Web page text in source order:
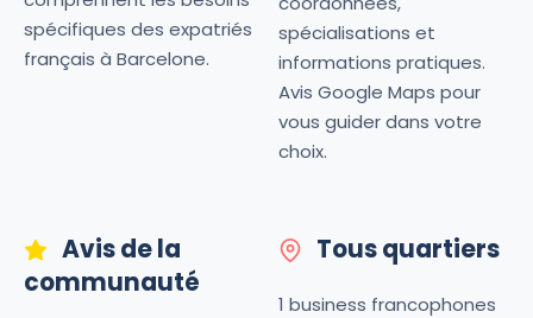
spécifiques des expatriés
français à Barcelone.
spécialisations et
informations pratiques.
Avis Google Maps pour
vous guider dans votre
choix.
Avis de la
communauté
Tous quartiers
1 business francophones